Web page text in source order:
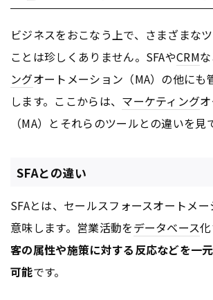
ビジネスをおこなう上で、さまざまな
ことは珍しくありません。SFAやCRMな
ングオートメーション（MA）の他にも
します。ここからは、 マーケティング
（MA）とそれらのツールとの違いを見
SFAとの違い
SFAとは、セールスフォースオートメ
意味します。営業活動をデータベース
客の属性や施策に対する反応などを一
可能です。